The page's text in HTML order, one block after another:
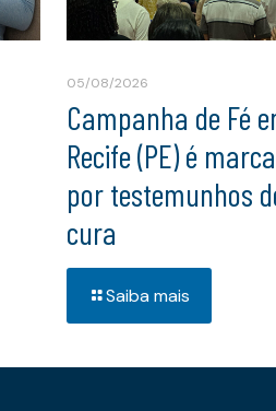
05/08/2026
Campanha de Fé
Recife (PE) é
por testemunhos
cura
Saiba mais